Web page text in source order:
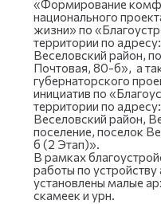
«Формирование
национального
жизни» по
территории по
Веселовский район,
Почтовая, 80-б», а
губернаторского
инициатив по
территории по
Веселовский район,
поселение, поселок
б (2 Этап)».
В рамках
работы по
установлены малые
скамеек и урн.